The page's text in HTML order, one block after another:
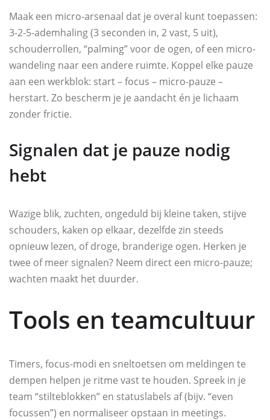
Maak een micro-arsenaal dat je overal kunt toepassen:
3-2-5-ademhaling (3 seconden in, 2 vast, 5 uit),
schouderrollen, “palming” voor de ogen, of een micro-
wandeling naar een andere ruimte. Koppel elke pauze
aan een werkblok: start – focus – micro-pauze –
herstart. Zo bescherm je je aandacht én je lichaam
zonder frictie.
Signalen dat je pauze nodig
hebt
Wazige blik, zuchten, ongeduld bij kleine taken, stijve
schouders, kaken op elkaar, dezelfde zin steeds
opnieuw lezen, of droge, branderige ogen. Herken je
twee of meer signalen? Neem direct een micro-pauze;
wachten maakt het duurder.
Tools en teamcultuur
Timers, focus-modi en sneltoetsen om meldingen te
dempen helpen je ritme vast te houden. Spreek in je
team “stilteblokken” en statuslabels af (bijv. “even
focussen”) en normaliseer opstaan in meetings.